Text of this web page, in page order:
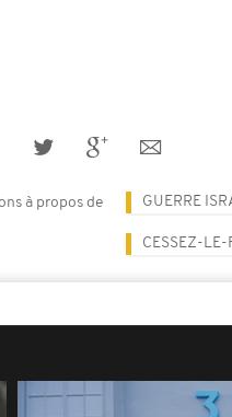
à propos de GUERRE
CESSEZ-LE-